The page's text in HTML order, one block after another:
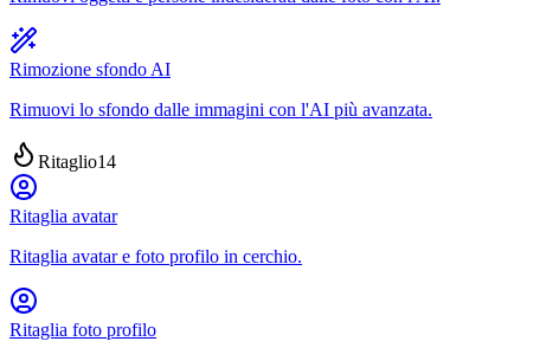
Rimozione sfondo AI
Rimuovi lo sfondo dalle immagini con l'AI più avanzata.
Ritaglio14
Ritaglia avatar
Ritaglia avatar e foto profilo in cerchio.
Ritaglia foto profilo